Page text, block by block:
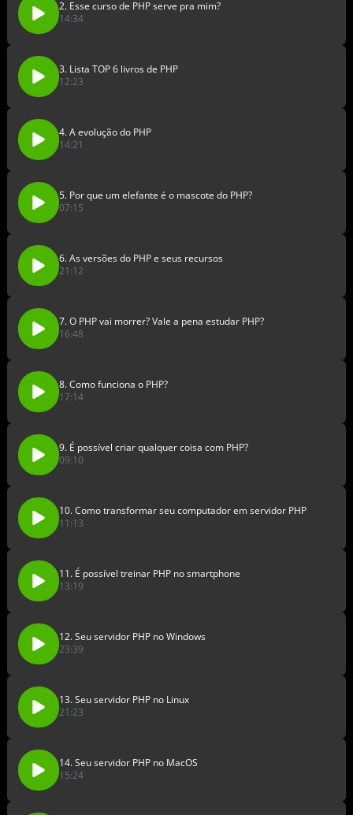
2. Esse curso de PHP serve pra mim?
14:34
3. Lista TOP 6 livros de PHP
12:23
4. A evolução do PHP
14:21
5. Por que um elefante é o mascote do PHP?
07:15
6. As versões do PHP e seus recursos
21:12
7. O PHP vai morrer? Vale a pena estudar PHP?
16:48
8. Como funciona o PHP?
17:14
9. É possível criar qualquer coisa com PHP?
09:10
10. Como transformar seu computador em servidor PHP
11:13
11. É possível treinar PHP no smartphone
13:19
12. Seu servidor PHP no Windows
23:39
13. Seu servidor PHP no Linux
21:23
14. Seu servidor PHP no MacOS
15:24